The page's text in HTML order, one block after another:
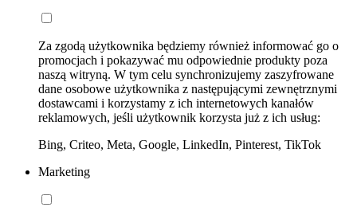
Za zgodą użytkownika będziemy również informować go o
promocjach i pokazywać mu odpowiednie produkty poza
naszą witryną. W tym celu synchronizujemy zaszyfrowane
dane osobowe użytkownika z następującymi zewnętrznymi
dostawcami i korzystamy z ich internetowych kanałów
reklamowych, jeśli użytkownik korzysta już z ich usług:
Bing, Criteo, Meta, Google, LinkedIn, Pinterest, TikTok
Marketing